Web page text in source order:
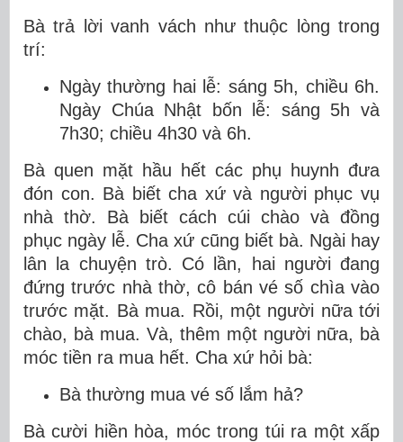
Bà trả lời vanh vách như thuộc lòng trong
trí:
Ngày thường hai lễ: sáng 5h, chiều 6h.
Ngày Chúa Nhật bốn lễ: sáng 5h và
7h30; chiều 4h30 và 6h.
Bà quen mặt hầu hết các phụ huynh đưa
đón con. Bà biết cha xứ và người phục vụ
nhà thờ. Bà biết cách cúi chào và đồng
phục ngày lễ. Cha xứ cũng biết bà. Ngài hay
lân la chuyện trò. Có lần, hai người đang
đứng trước nhà thờ, cô bán vé số chìa vào
trước mặt. Bà mua. Rồi, một người nữa tới
chào, bà mua. Và, thêm một người nữa, bà
móc tiền ra mua hết. Cha xứ hỏi bà:
Bà thường mua vé số lắm hả?
Bà cười hiền hòa, móc trong túi ra một xấp